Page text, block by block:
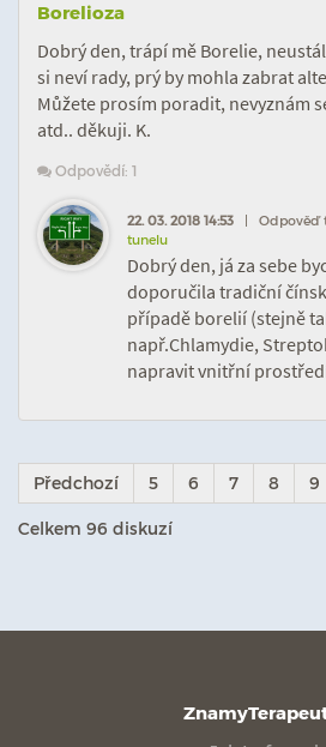
Borelioza
Dobrý den, trápí mě Borelie,
si neví rady, prý by mohla zabrat
Můžete prosím poradit, nevyznám
atd.. děkuji. K.
Odpovědí: 1
22. 03. 2018 14:53 | Odpověď
tunelu
Dobrý den, já za sebe
doporučila tradiční
případě borelií (stejně
např.Chlamydie,
napravit vnitřní
Předchozí 5 6 7 8 9
Celkem 96 diskuzí